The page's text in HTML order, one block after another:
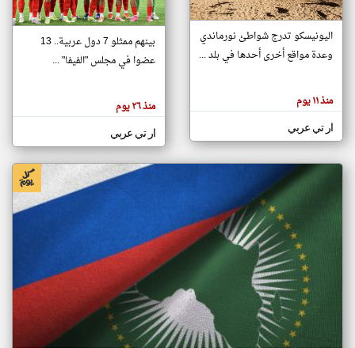
تغيير الدولة
اخبار جزر القمر على مدار الساعة
أهم اخبار جزر القمر العاجلة والمباشرة
هنا عن
وجهة
كاتبيها.
اليونيسكو تدرج شواطئ نورماندي
وعدة مواقع أخرى أحدها في بلد ...
منذ ١١ يوم
ار تي عربي
بينهم ممثلو 7 دول عربية.. 13
عضوا في مجلس "الفيفا" ...
منذ ٢٦ يوم
ار تي عربي
klyoum.com